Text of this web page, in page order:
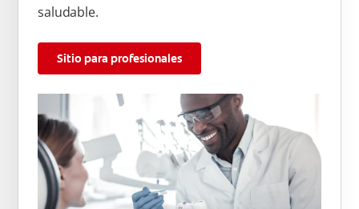
saludable.
Sitio para profesionales